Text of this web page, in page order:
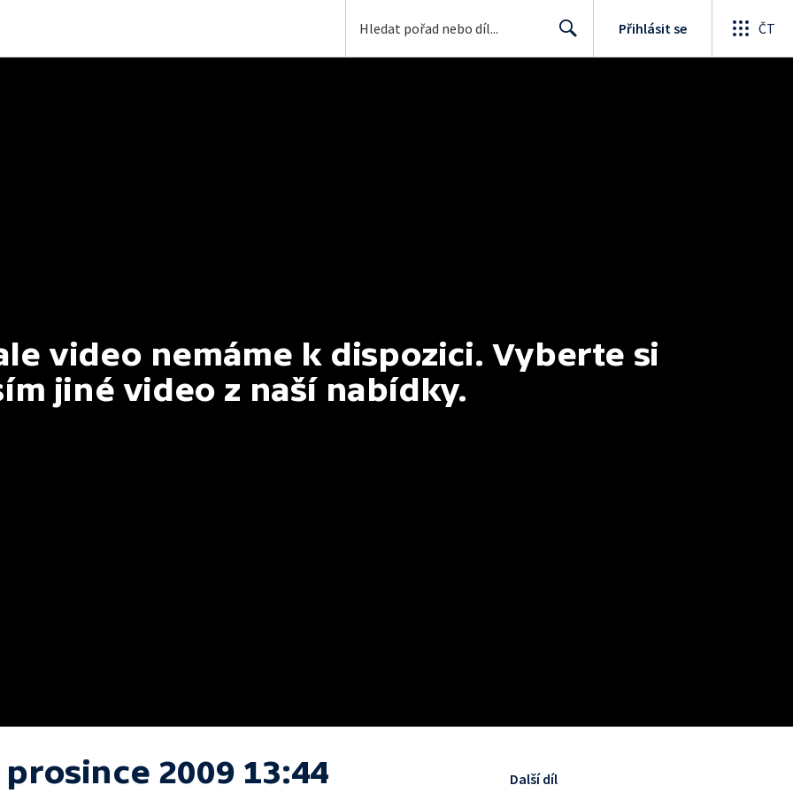
Přihlásit se ČT
video nemáme k dispozici. Vyberte si
jiné video z naší nabídky.
prosince 2009 13:44 Další díl